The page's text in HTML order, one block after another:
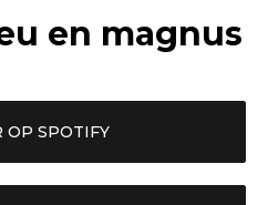
en magnus
OP SPOTIFY